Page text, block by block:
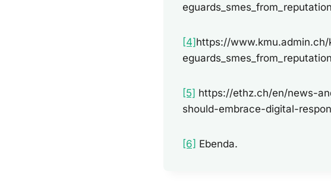
[4]https://
[5] https://ethz.ch/en/news-
should-embrace-digital-
[6] Ebenda.